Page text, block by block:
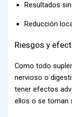
Resultados
Reducción
Riesgos y
Como todo
nervioso o
tener efectos
ellos o se toman